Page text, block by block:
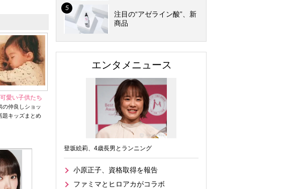
愛い子供たち
の仲良しショッ
題キッズまとめ
注目の“アゼライン酸”、新
商品
エンタメニュース
登坂絵莉、4歳長男とランニング
小原正子、資格取得を報告
ファミマとヒロアカがコラボ